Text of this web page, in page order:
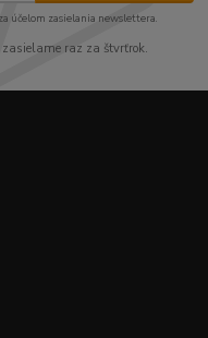
za účelom zasielania newslettera.
zasielame raz za štvrťrok.